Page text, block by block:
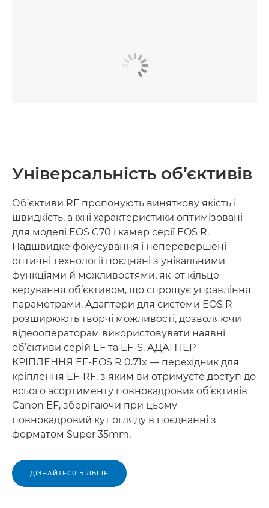
Універсальність об’єктивів
Об’єктиви RF пропонують виняткову якість і
швидкість, а їхні характеристики оптимізовані
для моделі EOS C70 і камер серії EOS R.
Надшвидке фокусування і неперевершені
оптичні технології поєднані з унікальними
функціями й можливостями, як-от кільце
керування об’єктивом, що спрощує управління
параметрами. Адаптери для системи EOS R
розширюють творчі можливості, дозволяючи
відеооператорам використовувати наявні
об’єктиви серій EF та EF-S. АДАПТЕР
КРІПЛЕННЯ EF-EOS R 0.71x — перехідник для
кріплення EF-RF, з яким ви отримуєте доступ до
всього асортименту повнокадрових об’єктивів
Canon EF, зберігаючи при цьому
повнокадровий кут огляду в поєднанні з
форматом Super 35mm.
ДІЗНАЙТЕСЯ БІЛЬШЕ